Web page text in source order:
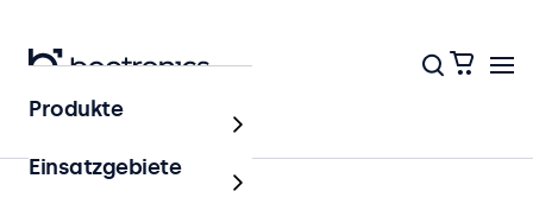
Startseite
Produkte
Einsatzgebiete